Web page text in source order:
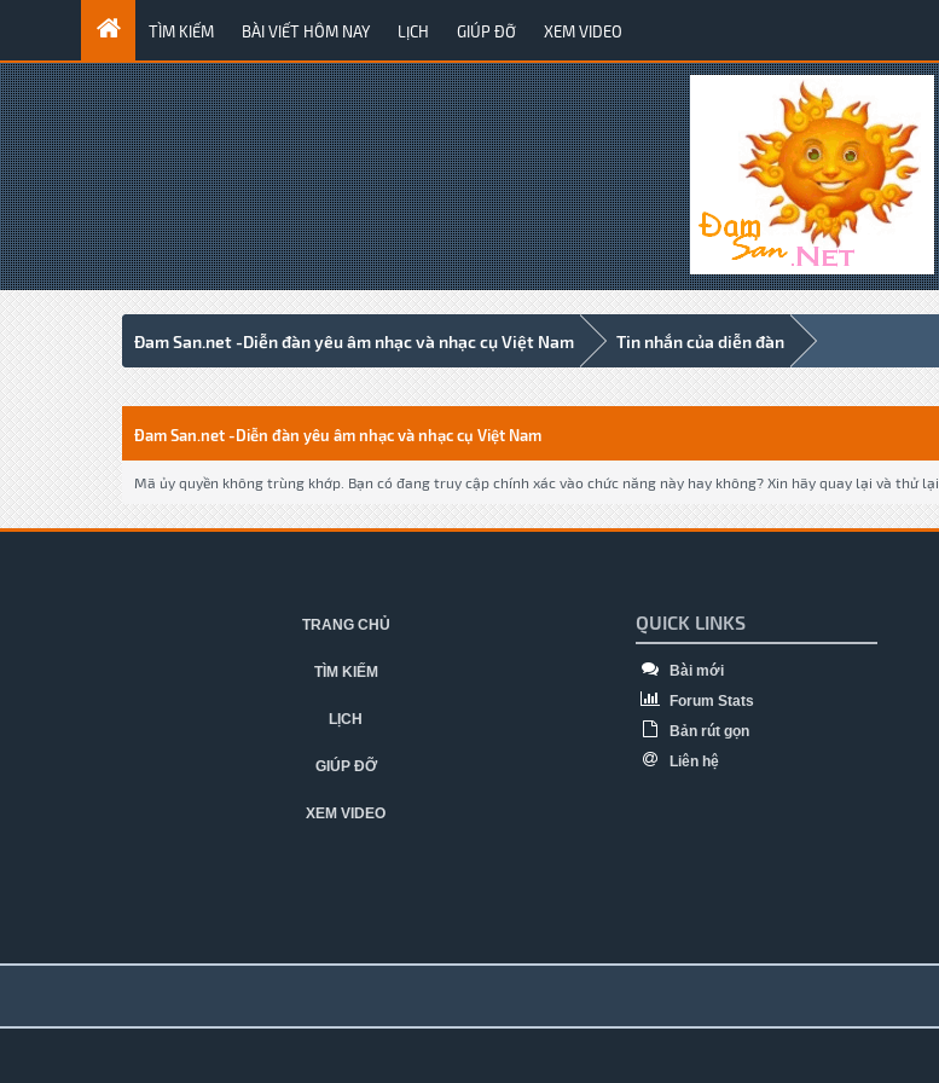
TÌM KIẾM BÀI VIẾT HÔM NAY LỊCH GIÚP ĐỠ XEM VIDEO
Đam San.net -Diễn đàn yêu âm nhạc và nhạc cụ Việt Nam Tin nhắn của diễn đàn
Đam San.net -Diễn đàn yêu âm nhạc và nhạc cụ Việt Nam
Mã ủy quyền không trùng khớp. Bạn có đang truy cập chính xác vào chức năng này hay không? Xin hãy quay lại và thử lại.
TRANG CHỦ
TÌM KIẾM
LỊCH
GIÚP ĐỠ
XEM VIDEO
QUICK LINKS
Bài mới
Forum Stats
Bản rút gọn
Liên hệ